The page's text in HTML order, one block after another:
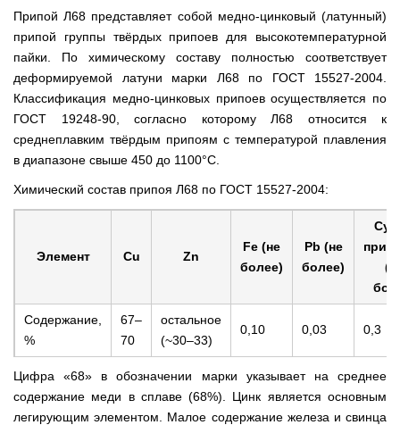
Припой Л68 представляет собой медно-цинковый (латунный)
припой группы твёрдых припоев для высокотемпературной
пайки. По химическому составу полностью соответствует
деформируемой латуни марки Л68 по ГОСТ 15527-2004.
Классификация медно-цинковых припоев осуществляется по
ГОСТ 19248-90, согласно которому Л68 относится к
среднеплавким твёрдым припоям с температурой плавления
в диапазоне свыше 450 до 1100°С.
Химический состав припоя Л68 по ГОСТ 15527-2004:
Элемент Cu Zn
Fe (не
более)
Pb (не
более)
Содержание,
%
67–
70
остальное
(~30–33)
0,10 0,03 0,3
Цифра «68» в обозначении марки указывает на среднее
содержание меди в сплаве (68%). Цинк является основным
легирующим элементом. Малое содержание железа и свинца